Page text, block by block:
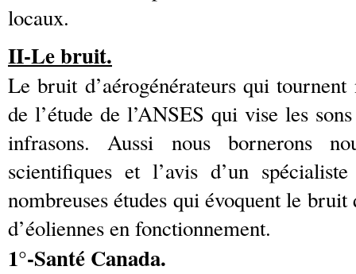
locaux.
II-Le bruit.
Le bruit d’aérogénérateurs qui
de l’étude de l’ANSES qui vise les
infrasons. Aussi nous bornerons
scientifiques et l’avis d’un
nombreuses études qui évoquent le
d’éoliennes en fonctionnement.
1°-Santé Canada.